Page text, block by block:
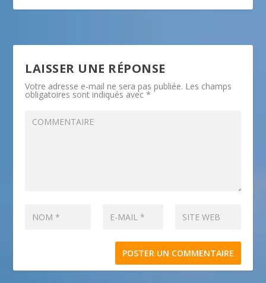
LAISSER UNE RÉPONSE
Votre adresse e-mail ne sera pas publiée. Les champs
obligatoires sont indiqués avec*